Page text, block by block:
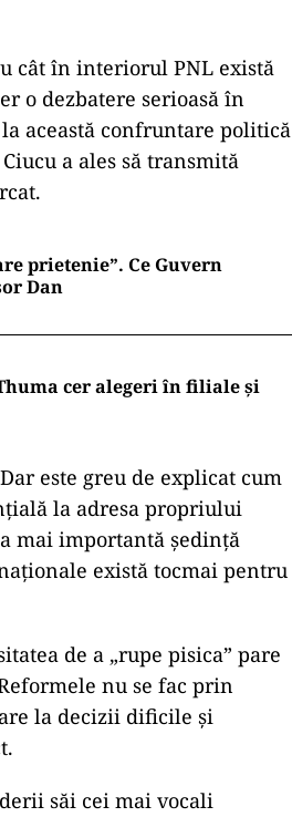
cât în interiorul PNL există
o dezbatere serioasă în
această confruntare politică
a ales să transmită
prietenie”. Ce Guvern
Dan
Thuma cer alegeri în filiale și
este greu de explicat cum
la adresa propriului
mai importantă ședință
există tocmai pentru
de a „rupe pisica” pare
nu se fac prin
la decizii dificile și
săi cei mai vocali